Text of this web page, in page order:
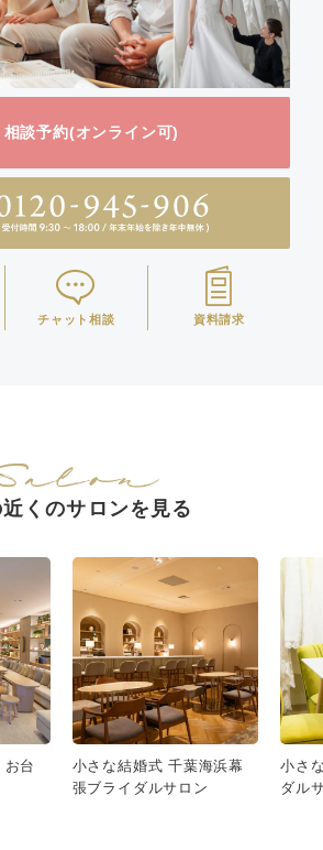
相談予約(オンライン可)
チャット相談 資料請求
くのサロンを見る
お台
小さな結婚式 千葉海浜幕
張ブライダルサロン
小さ
ダル